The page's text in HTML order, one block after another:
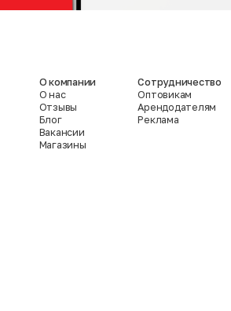
О компании
О нас
Отзывы
Блог
Вакансии
Магазины
Сотрудничество
Оптовикам
Арендодателям
Реклама